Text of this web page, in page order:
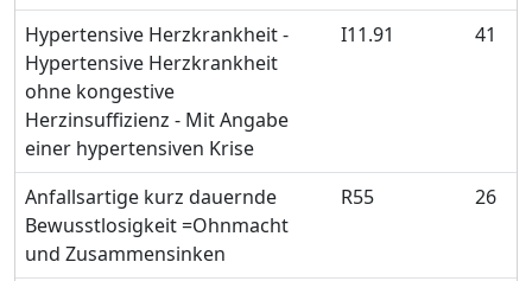
Hypertensive Herzkrankheit -
Hypertensive Herzkrankheit
ohne kongestive
Herzinsuffizienz - Mit Angabe
einer hypertensiven Krise
I11.91 41
Anfallsartige kurz dauernde
Bewusstlosigkeit =Ohnmacht
und Zusammensinken
R55 26